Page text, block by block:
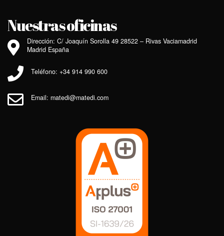
Nuestras oficinas
Dirección: C/ Joaquín Sorolla 49 28522 – Rivas Vaciamadrid
Madrid España
Teléfono: +34 914 990 600
Email: matedi@matedi.com